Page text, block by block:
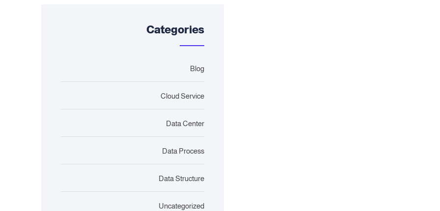
Categories
Blog
Cloud Service
Data Center
Data Process
Data Structure
Uncategorized